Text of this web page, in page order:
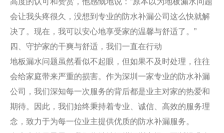
会让我头疼很久，没想到专业的防水补漏公司这么快就解
决了。现在，我可以安心地享受家的温馨与舒适了。”
四、守护家的干爽与舒适，我们一直在行动
地板漏水问题虽然看似不起眼，但如果不及时处理，往往
会给家庭带来严重的损害。作为深圳一家专业的防水补漏
公司，我们深知每一次服务的背后都是业主对家的热爱和
期待。因此，我们始终秉持着专业、诚信、高效的服务理
念，致力于为每一位业主提供优质的防水补漏服务。